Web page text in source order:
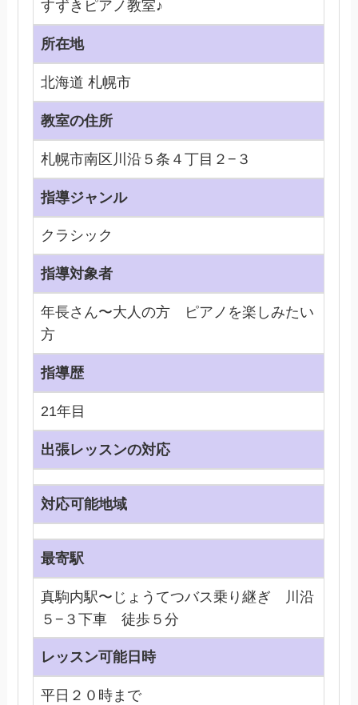
すずきピアノ教室♪
所在地
北海道 札幌市
教室の住所
札幌市南区川沿５条４丁目２−３
指導ジャンル
クラシック
指導対象者
年長さん〜大人の方 ピアノを楽しみたい
方
指導歴
21年目
出張レッスンの対応
対応可能地域
最寄駅
真駒内駅〜じょうてつバス乗り継ぎ 川沿
５−３下車 徒歩５分
レッスン可能日時
平日２０時まで